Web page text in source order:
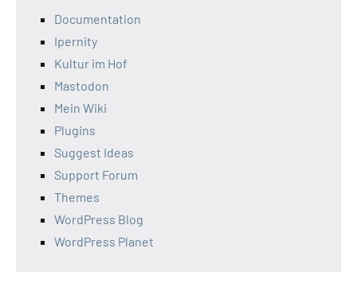
Documentation
Ipernity
Kultur im Hof
Mastodon
Mein Wiki
Plugins
Suggest Ideas
Support Forum
Themes
WordPress Blog
WordPress Planet